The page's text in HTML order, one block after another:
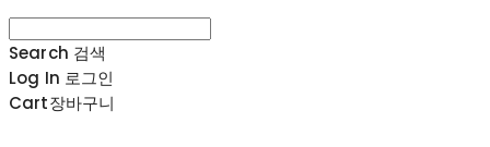
Search 검색
Log In 로그인
Cart장바구니